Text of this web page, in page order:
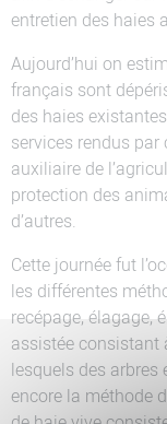
entretien des haies
Aujourd’hui on
français sont
des haies
services rendus
auxiliaire de
protection des
d’autres.
Cette journée fut
les différentes
recépage, élagage,
assistée consistant
lesquels des arbres
encore la méthode